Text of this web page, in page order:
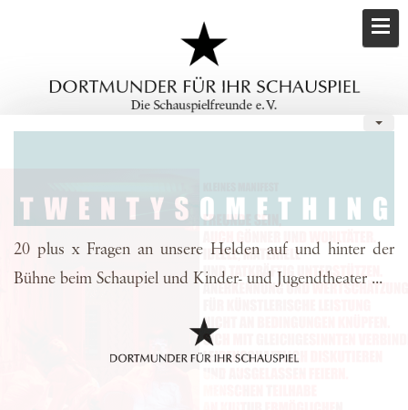
20 plus x Fragen an unsere Helden auf und hinter der
Bühne beim Schaupiel und Kinder- und Jugendtheater ...